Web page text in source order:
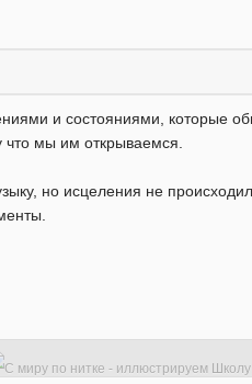
и состояниями, которые
что мы им открываемся.
но исцеления не